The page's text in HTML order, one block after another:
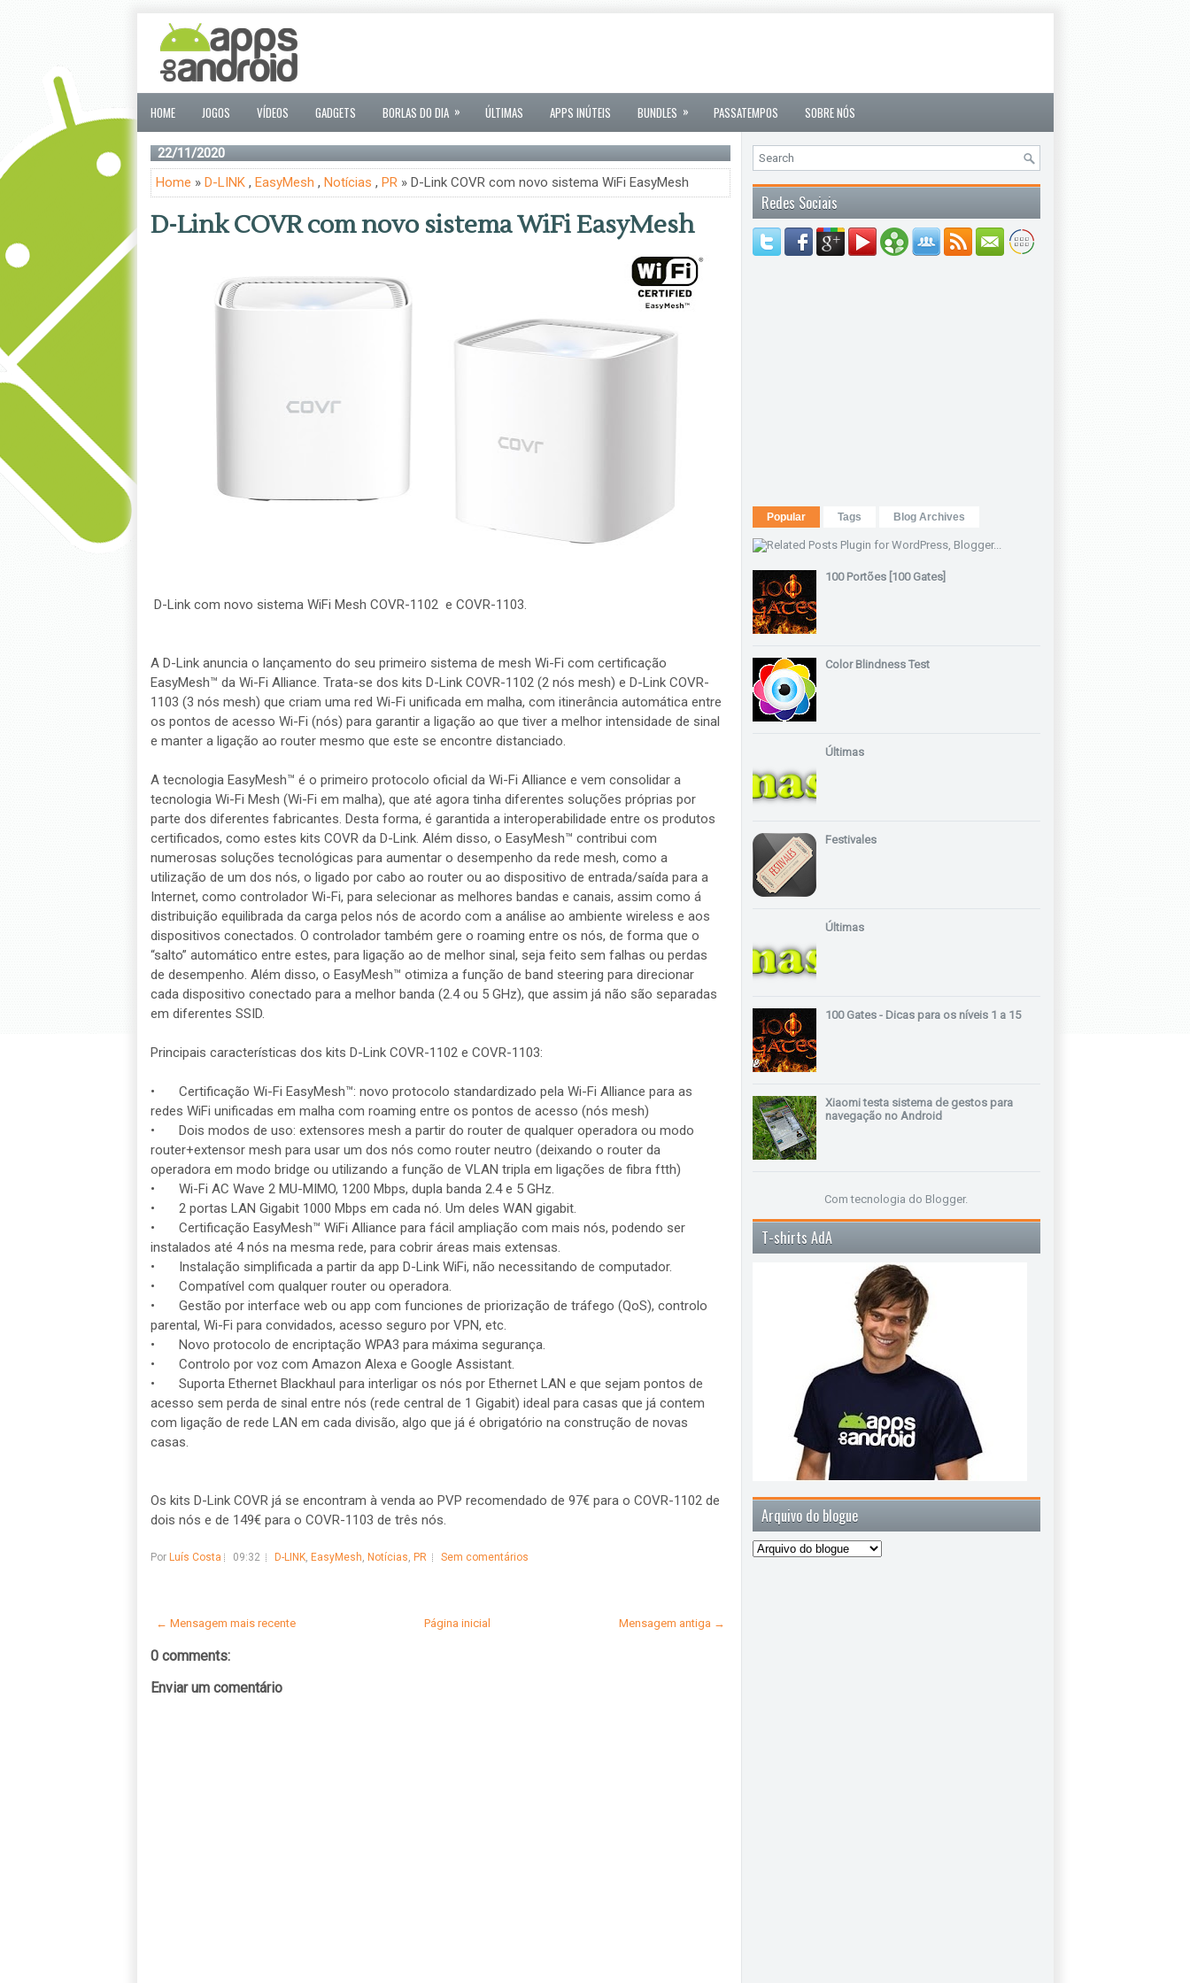
HOME JOGOS VÍDEOS GADGETS BORLAS DO DIA » ÚLTIMAS APPS INÚTEIS BUNDLES » PASSATEMPOS SOBRE NÓS
22/11/2020
Home » D-LINK, EasyMesh , Notícias , PR» D-Link COVR com novo sistema WiFi EasyMesh
D-Link COVR com novo sistema WiFi EasyMesh
D-Link com novo sistema WiFi Mesh COVR-1102 e COVR-1103.
A D-Link anuncia o lançamento do seu primeiro sistema de mesh Wi-Fi com certificação
EasyMesh™ da Wi-Fi Alliance. Trata-se dos kits D-Link COVR-1102 (2 nós mesh) e D-Link COVR-
1103 (3 nós mesh) que criam uma red Wi-Fi unificada em malha, com itinerância automática entre
os pontos de acesso Wi-Fi (nós) para garantir a ligação ao que tiver a melhor intensidade de sinal
e manter a ligação ao router mesmo que este se encontre distanciado.
A tecnologia EasyMesh™ é o primeiro protocolo oficial da Wi-Fi Alliance e vem consolidar a
tecnologia Wi-Fi Mesh (Wi-Fi em malha), que até agora tinha diferentes soluções próprias por
parte dos diferentes fabricantes. Desta forma, é garantida a interoperabilidade entre os produtos
certificados, como estes kits COVR da D-Link. Além disso, o EasyMesh™ contribui com
numerosas soluções tecnológicas para aumentar o desempenho da rede mesh, como a
utilização de um dos nós, o ligado por cabo ao router ou ao dispositivo de entrada/saída para a
Internet, como controlador Wi-Fi, para selecionar as melhores bandas e canais, assim como á
distribuição equilibrada da carga pelos nós de acordo com a análise ao ambiente wireless e aos
dispositivos conectados. O controlador também gere o roaming entre os nós, de forma que o
“salto” automático entre estes, para ligação ao de melhor sinal, seja feito sem falhas ou perdas
de desempenho. Além disso, o EasyMesh™ otimiza a função de band steering para direcionar
cada dispositivo conectado para a melhor banda (2.4 ou 5 GHz), que assim já não são separadas
em diferentes SSID.
Principais características dos kits D-Link COVR-1102 e COVR-1103:
•
Certificação Wi-Fi EasyMesh™: novo protocolo standardizado pela Wi-Fi Alliance para as
redes WiFi unificadas em malha com roaming entre os pontos de acesso (nós mesh)
•
Dois modos de uso: extensores mesh a partir do router de qualquer operadora ou modo
router+extensor mesh para usar um dos nós como router neutro (deixando o router da
operadora em modo bridge ou utilizando a função de VLAN tripla em ligações de fibra ftth)
•
Wi-Fi AC Wave 2 MU-MIMO, 1200 Mbps, dupla banda 2.4 e 5 GHz.
•
2 portas LAN Gigabit 1000 Mbps em cada nó. Um deles WAN gigabit.
•
Certificação EasyMesh™ WiFi Alliance para fácil ampliação com mais nós, podendo ser
instalados até 4 nós na mesma rede, para cobrir áreas mais extensas.
•
Instalação simplificada a partir da app D-Link WiFi, não necessitando de computador.
•
Compatível com qualquer router ou operadora.
•
Gestão por interface web ou app com funciones de priorização de tráfego (QoS), controlo
parental, Wi-Fi para convidados, acesso seguro por VPN, etc.
•
Novo protocolo de encriptação WPA3 para máxima segurança.
•
Controlo por voz com Amazon Alexa e Google Assistant.
•
Suporta Ethernet Blackhaul para interligar os nós por Ethernet LAN e que sejam pontos de
acesso sem perda de sinal entre nós (rede central de 1 Gigabit) ideal para casas que já contem
com ligação de rede LAN em cada divisão, algo que já é obrigatório na construção de novas
casas.
Os kits D-Link COVR já se encontram à venda ao PVP recomendado de 97€ para o COVR-1102 de
dois nós e de 149€ para o COVR-1103 de três nós.
Por Luís Costa 09:32 D-LINK, EasyMesh, Notícias, PR Sem comentários
← Mensagem mais recente Mensagem antiga →
Página inicial
0 comments:
Enviar um comentário
Redes Sociais
Popular Tags Blog Archives
100 Portões [100 Gates]
Color Blindness Test
Últimas
Festivales
Últimas
100 Gates - Dicas para os níveis 1 a 15
Xiaomi testa sistema de gestos para
navegação no Android
Com tecnologia do Blogger.
T-shirts AdA
Arquivo do blogue